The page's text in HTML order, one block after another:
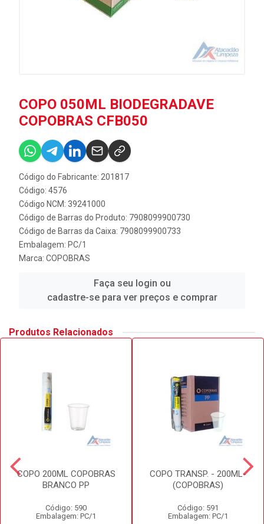
COPO 050ML BIODEGRADAVE
COPOBRAS CFB050
Código do Fabricante: 201817
Código: 4576
Código NCM: 39241000
Código de Barras do Produto: 7908099900730
Código de Barras da Caixa: 7908099900733
Embalagem: PC/1
Marca: COPOBRAS
Faça seu login ou
cadastre-se para ver preços e comprar
Produtos Relacionados
COPO 200ML COPOBRAS
BRANCO PP
Código: 590
Embalagem: PC/1
COPO TRANSP. - 200ML-
(COPOBRAS)
Código: 591
Embalagem: PC/1